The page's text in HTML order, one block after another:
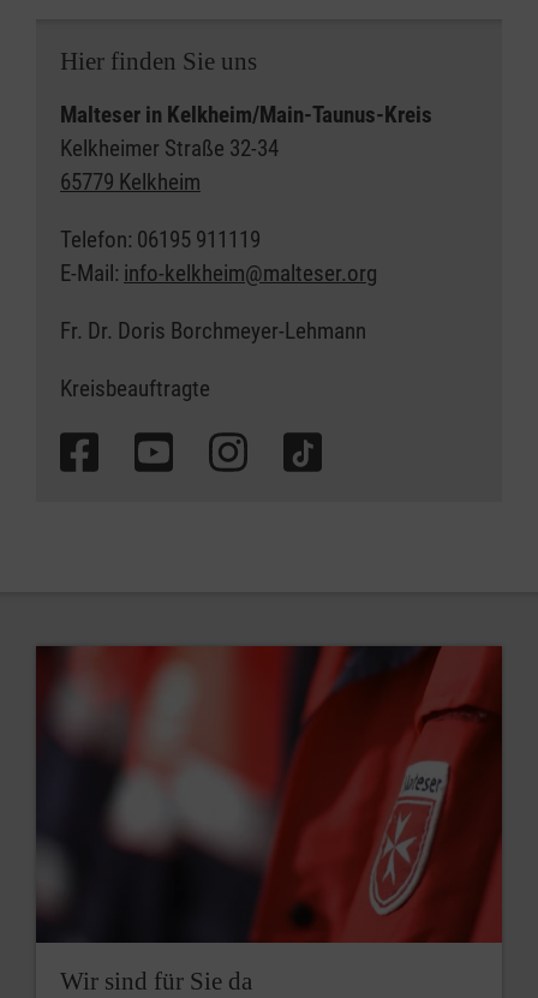
Hier finden Sie uns
Malteser in Kelkheim/Main-Taunus-Kreis
Kelkheimer Straße 32-34
65779 Kelkheim
Telefon: 06195 911119
E-Mail: info-kelkheim@malteser.org
Fr. Dr. Doris Borchmeyer-Lehmann
Kreisbeauftragte
Wir sind für Sie da